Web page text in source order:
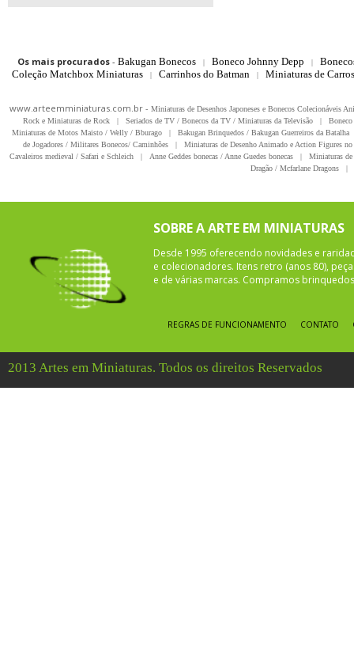
Os mais procurados- Bakugan Bonecos | Boneco Johnny Depp |
Coleção Matchbox Miniaturas
| Carrinhos do Batman | Miniaturas de
www.arteemminiaturas.com.br - Miniaturas de Desenhos Japoneses e Bonecos Colecionáveis
Rock e Miniaturas de Rock
| Seriados de TV / Bonecos da TV / Miniaturas da Televisão |
Miniaturas de Motos Maisto / Welly / Bburago
| Bakugan Brinquedos / Bakugan Guerreiros da Batalha
de Jogadores / Militares Bonecos/ Caminhões
|
Miniaturas de Desenho Animado e Action Figures
Cavaleiros medieval / Safari e Schleich
| Anne Geddes bonecas / Anne Guedes bonecas |
Miniaturas
Dragão / Mcfarlane Dragons
|
SOBRE A ARTE EM MINIATURAS
Desde 1995 oferecendo novidades e
e colecionadores. Itens retro (anos 80),
e de várias marcas. Compramos
REGRAS DE FUNCIONAMENTO CONTATO
2013 Artes em Miniaturas. Todos os direitos Reservados